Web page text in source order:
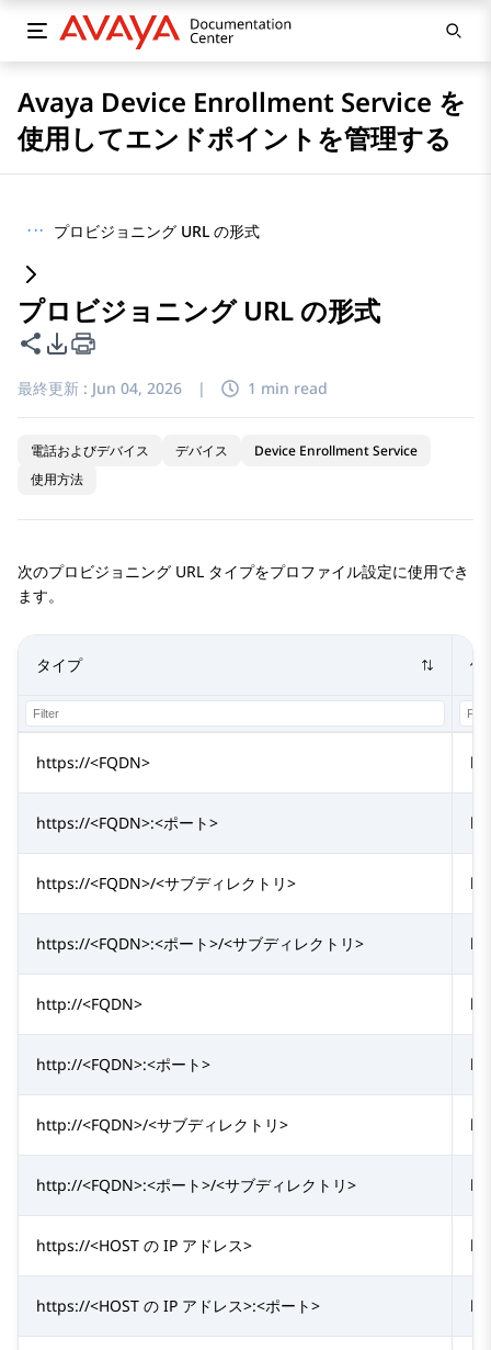
Avaya Device Enrollment Service を
使用してエンドポイントを管理する
··· プロビジョニング URL の形式
プロビジョニング URL の形式
このページを共有
PDFエクスポートオプション
最終更新 : Jun 04, 2026 | 1 min read
電話およびデバイス デバイス
Device Enrollment Service
使用方法
次のプロビジョニング URL タイプをプロファイル設定に使用でき
ます。
タイプ 例
https://<FQDN>
https://<FQDN>:<ポート>
https://<FQDN>/<サブディレクトリ>
https://<FQDN>:<ポート>/<サブディレクトリ>
http://<FQDN>
http://<FQDN>:<ポート>
http://<FQDN>/<サブディレクトリ>
http://<FQDN>:<ポート>/<サブディレクトリ>
https://<HOST の IP アドレス>
https://<HOST の IP アドレス>:<ポート>